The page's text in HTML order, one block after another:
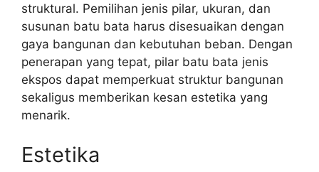
struktural. Pemilihan jenis pilar, ukuran, dan
susunan batu bata harus disesuaikan dengan
gaya bangunan dan kebutuhan beban. Dengan
penerapan yang tepat, pilar batu bata jenis
ekspos dapat memperkuat struktur bangunan
sekaligus memberikan kesan estetika yang
menarik.
Estetika